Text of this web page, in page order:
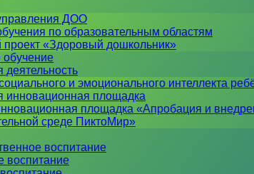
ДОО
по образовательным областям
проект «Здоровый дошкольник»
обучение
и эмоционального интеллекта
инновационная площадка
площадка «Апробация и
среде ПиктоМир»
воспитание
воспитание